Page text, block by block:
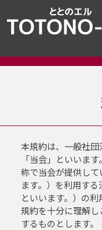
本規約は、一般社
「当会」といいま
称で当会が提供し
ます。）を利用す
といいます。）の
規約を十分に理解
するものとします。